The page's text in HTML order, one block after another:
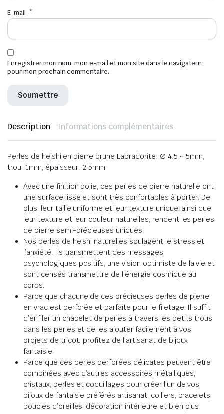
E-mail *
Enregistrer mon nom, mon e-mail et mon site dans le navigateur
pour mon prochain commentaire.
Description Informations complémentaires
Perles de heishi en pierre brune Labradorite: ∅ 4.5 ~ 5mm,
trou: 1mm, épaisseur: 2.5mm.
Avec une finition polie, ces perles de pierre naturelle ont
une surface lisse et sont très confortables à porter. De
plus, leur taille uniforme et leur texture unique, ainsi que
leur texture et leur couleur naturelles, rendent les perles
de pierre semi-précieuses uniques.
Nos perles de heishi naturelles soulagent le stress et
l’anxiété. Ils transmettent des messages
psychologiques positifs, une vision optimiste de la vie et
sont censés transmettre de l’énergie cosmique au
corps.
Parce que chacune de ces précieuses perles de pierre
en vrac est perforée et parfaite pour le filetage. Il suffit
d’enfiler un chapelet de perles à travers les petits trous
dans les perles et de les ajouter facilement à vos
projets de tricot: profitez de l’artisanat de bijoux
fantaisie!
Parce que ces perles perforées délicates peuvent être
combinées avec d’autres accessoires métalliques,
cristaux, perles et coquillages pour créer l’un de vos
bijoux de fantaisie préférés artisanat, colliers, bracelets,
boucles d’oreilles, décoration intérieure et bien plus